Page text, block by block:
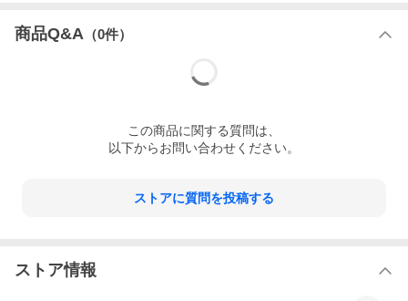
Myタンブラーだけじゃなく、
Ecoffee Cup は繰り返し使える新しいタイプのコーヒーカップです。
商品Q&A （0件）
この商品に関する質問は、
以下からお問い合わせください。
ストアに質問を投稿する
ストア情報